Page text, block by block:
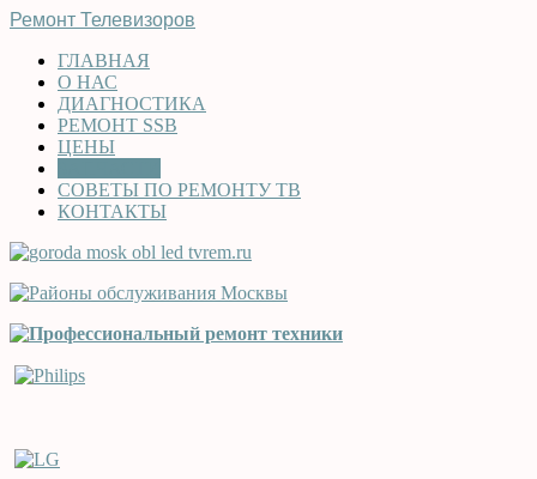
Ремонт Телевизоров
ГЛАВНАЯ
О НАС
ДИАГНОСТИКА
РЕМОНТ SSB
ЦЕНЫ
СОВЕТЫ ПО РЕМОНТУ ТВ
КОНТАКТЫ